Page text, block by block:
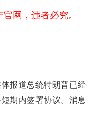
网，违者必究。
报道总统特朗普已经
期内签署协议。消息